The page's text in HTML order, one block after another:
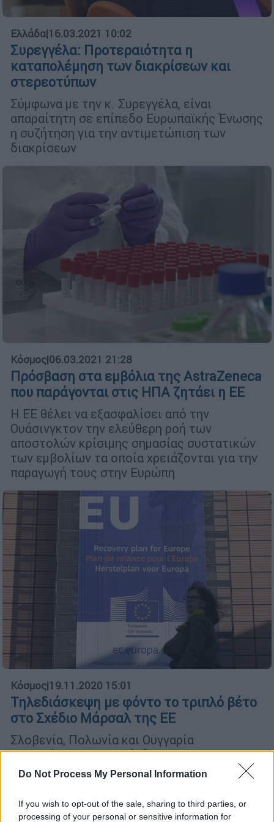
Do Not Process My Personal Information
If you wish to opt-out of the sale, sharing to third parties, or
processing of your personal or sensitive information for
Ελλάδα|16.03.2021 10:02
Συρεγγέλα: Προτεραιότητα η
καταπολέμηση των διακρίσεων και
στερεοτύπων
Σύμφωνα με την κ. Συρεγγέλα, είναι
απαραίτητη σε επίπεδο Ευρωπαϊκής Ένωσης
η συζήτηση για την αντιμετώπιση των
διακρίσεων
Κόσμος|06.03.2021 21:28
Πρόσβαση στα εμβόλια της AstraZeneca
που παράγονται στις ΗΠΑ ζητάει η ΕΕ
Η ΕΕ θέλει να εξασφαλίσει από την
Ουάσινγκτον την ελεύθερη ροή των
αποστολών κρίσιμης σημασίας συστατικών
των εμβολίων τα οποία χρειάζονται για την
παραγωγή τους στην Ευρώπη
Κόσμος|19.11.2020 15:01
Τηλεδιάσκεψη με φόντο το τριπλό βέτο
στο Σχέδιο Μάρσαλ της ΕΕ
Σλοβενία, Πολωνία και Ουγγαρία
εναντιώνονται στη σύνδεση της
εκταμίευσης ευρωπαϊκών πόρων με τον
σεβασμό του κράτους δικαίου. Η προτροπή
της Κριστίν Λαγκάρντ και η αντίδραση του
Τζορτζ Σόρος